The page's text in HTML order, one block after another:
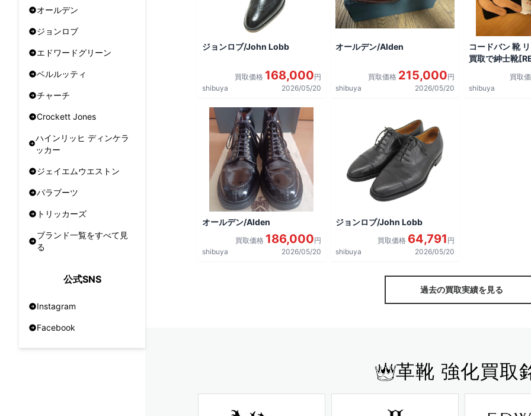
オールデン
ジョンロブ
エドワードグリーン
ベルルッティ
チャーチ
Crockett Jones
ハインリッヒ ディンケラ
ッカー
ジェイエムウエストン
パラブーツ
トリッカーズ
ブランド一覧をすべて見
る
公式SNS
Instagram
Facebook
ジョンロブ/John Lobb
買取価格 168,000円
shibuya
2026/05/20
オールデン/Alden
買取価格 215,000円
shibuya
2026/05/20
コードバン 靴
買取で紳士靴
買取
shibuya
オールデン/Alden
買取価格 186,000円
shibuya
2026/05/20
ジョンロブ/John Lobb
買取価格 64,791 円
shibuya
2026/05/20
過去の買取実績を見る
革靴 強化買取